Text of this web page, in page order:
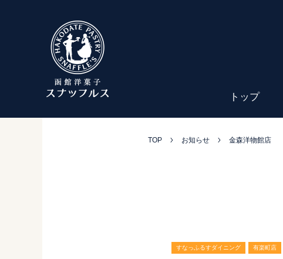
トップ
TOP お知らせ 金森洋物館店
すなっふるすダイニング 有楽町店